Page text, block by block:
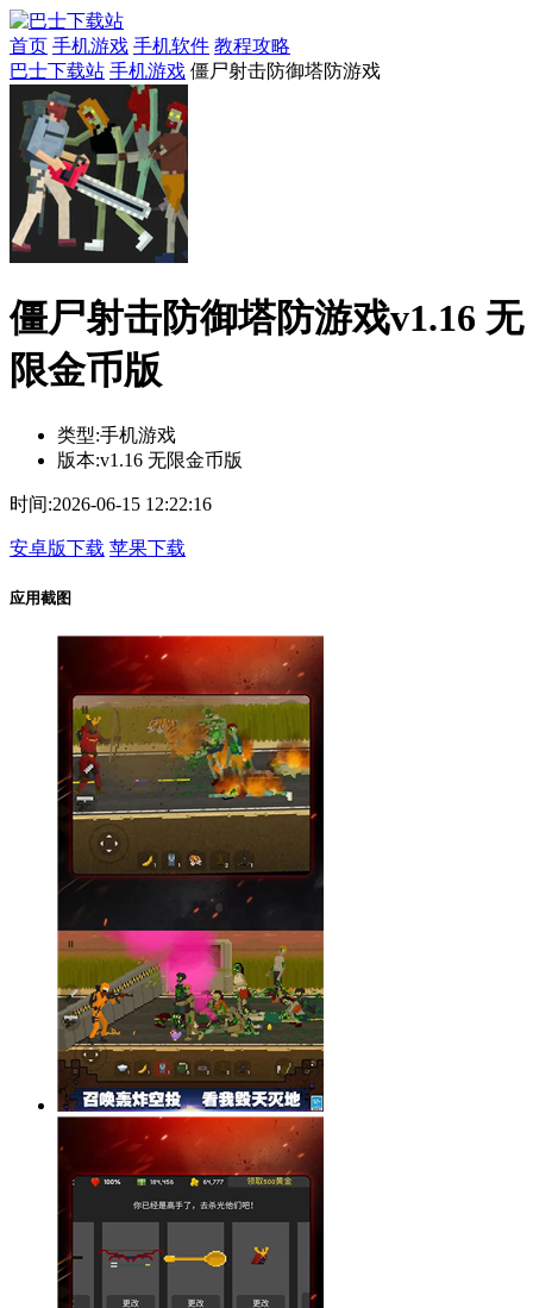
首页 手机游戏 手机软件 教程攻略
巴士下载站 手机游戏 僵尸射击防御塔防游戏
僵尸射击防御塔防游戏v1.16 无
限金币版
类型:手机游戏
版本:v1.16 无限金币版
时间:2026-06-15 12:22:16
安卓版下载 苹果下载
应用截图